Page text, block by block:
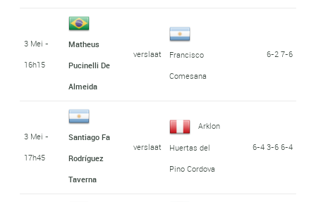
3 Mei -
16h15
Matheus
Pucinelli De
Almeida
verslaat
Francisco
Comesana
6-2 7-6
3 Mei -
17h45
Santiago Fa
Rodríguez
Taverna
verslaat
Arklon
Huertas del
Pino Cordova
6-4 3-6 6-4